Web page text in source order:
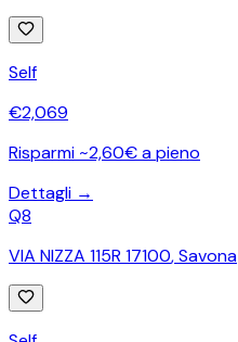
Self
€2,069
Risparmi ~2,60€ a pieno
Dettagli →
Q8
VIA NIZZA 115R 17100,Savona